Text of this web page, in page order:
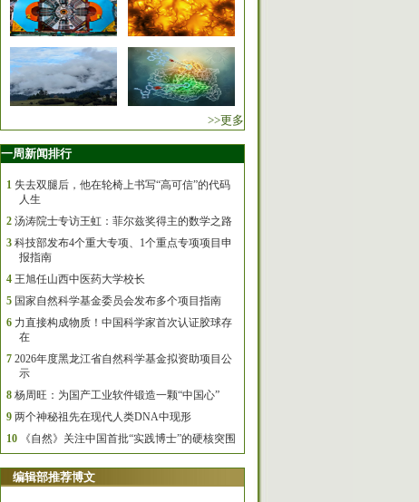
>>更多
一周新闻排行
1 失去双腿后，他在轮椅上书写“高可信”的代码
人生
2 汤涛院士专访王虹：菲尔兹奖得主的数学之路
3 科技部发布4个重大专项、1个重点专项项目申
报指南
4 王旭任山西中医药大学校长
5 国家自然科学基金委员会发布多个项目指南
6 力直接构成物质！中国科学家首次认证胶球存
在
7 2026年度黑龙江省自然科学基金拟资助项目公
示
8 杨周旺：为国产工业软件锻造一颗“中国心”
9 两个神秘祖先在现代人类DNA中现形
10
《自然》关注中国首批“实践博士”的硬核突围
编辑部推荐博文